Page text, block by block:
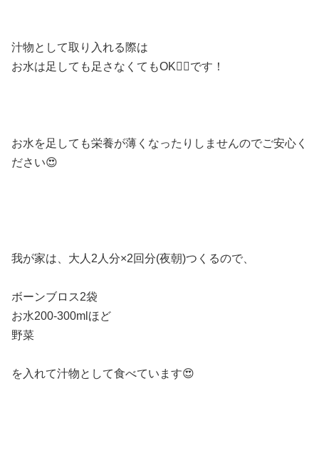
汁物として取り入れる際は
お水は足しても足さなくてもOK🙆‍♀️です！
お水を足しても栄養が薄くなったりしませんのでご安心く
ださい😍
我が家は、大人2人分×2回分(夜朝)つくるので、
ボーンブロス2袋
お水200-300mlほど
野菜
を入れて汁物として食べています😍